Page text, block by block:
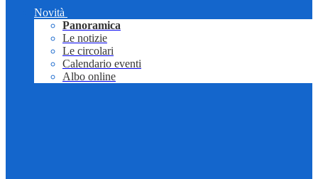
Novità
Panoramica
Le notizie
Le circolari
Calendario eventi
Albo online